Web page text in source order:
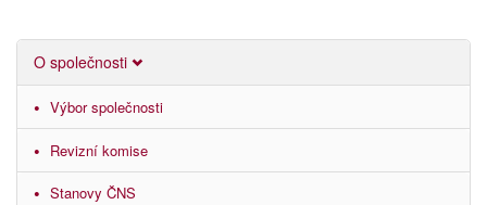
O společnosti
Výbor společnosti
Revizní komise
Stanovy ČNS